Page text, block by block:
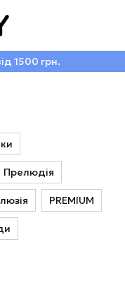
1500 грн.
Прелюдія
PREMIUM